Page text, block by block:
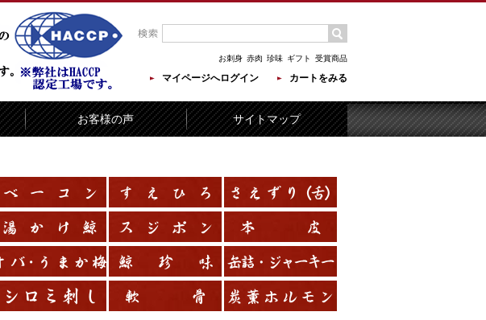
お刺身 赤肉 珍味 ギフト 受賞商品
マイページへログイン カートをみる
お客様の声 サイトマップ